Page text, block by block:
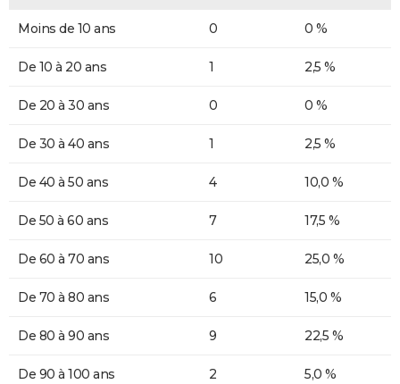
Moins de 10 ans 0 0 %
De 10 à 20 ans 1 2,5 %
De 20 à 30 ans 0 0 %
De 30 à 40 ans 1 2,5 %
De 40 à 50 ans 4 10,0 %
De 50 à 60 ans 7 17,5 %
De 60 à 70 ans 10 25,0 %
De 70 à 80 ans 6 15,0 %
De 80 à 90 ans 9 22,5 %
De 90 à 100 ans 2 5,0 %